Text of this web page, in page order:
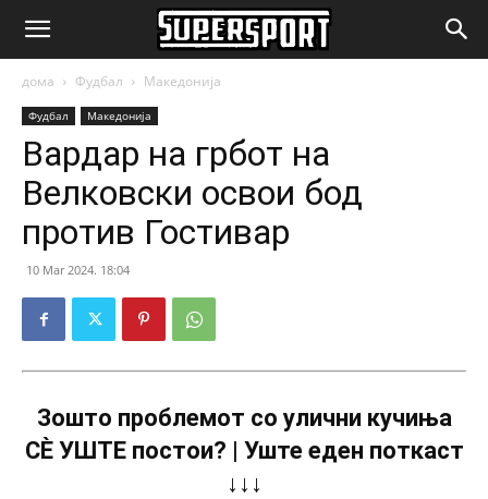
SuperSport.mk
дома Фудбал Македонија
Фудбал Македонија
Вардар на грбот на
Велковски освои бод
против Гостивар
10 Mar 2024. 18:04
Зошто проблемот со улични кучиња
СÈ УШТЕ постои? | Уште еден поткаст
↓↓↓